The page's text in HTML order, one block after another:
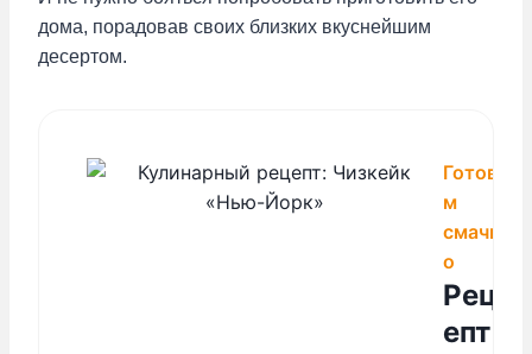
дома, порадовав своих близких вкуснейшим
десертом.
Готови
м
смачн
о
Рец
епт